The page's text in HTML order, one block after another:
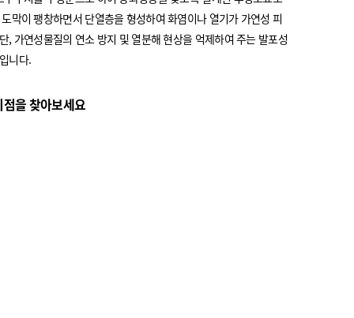
막이 팽창하면서 단열층을 형성하여 화염이나 열기가 가연성 피
, 가연성물질의 연소 방지 및 열분해 현상을 억제하여 주는 발포성
니다.
을 찾아보세요